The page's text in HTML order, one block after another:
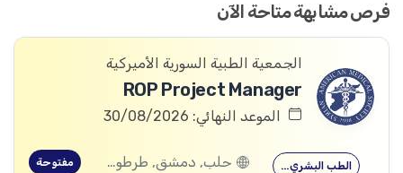
فرص مشابهة متاحة الآن
الجمعية الطبية السورية الأميركية
ROP Project Manager
الموعد النهائي: 30/08/2026
الطب البشري… حلب, دمشق, طرطوس, ريف دمشق, ديرالزور, درعا, السويداء, إدلب, القنيطرة, اللاذقية, الرقة, حمص, الحسكة, حماة مفتوحة